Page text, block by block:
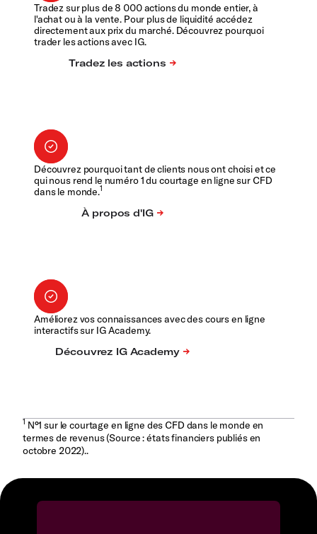
Tradez sur plus de 8 000 actions du monde entier, à
l'achat ou à la vente. Pour plus de liquidité accédez
directement aux prix du marché. Découvrez pourquoi
trader les actions avec IG.
Découvrez pourquoi tant de clients nous ont choisi et ce
qui nous rend le numéro 1 du courtage en ligne sur CFD
dans le monde.1
Améliorez vos connaissances avec des cours en ligne
interactifs sur IG Academy.
1N°1 sur le courtage en ligne des CFD dans le monde en
termes de revenus (Source : états financiers publiés en
octobre 2022)..